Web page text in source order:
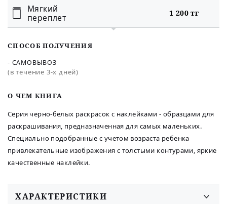
O ЧЕМ КНИГА
Серия черно-белых раскрасок с наклейками - образцами для
раскрашивания, предназначенная для самых маленьких.
Специально подобранные с учетом возраста ребенка
привлекательные изображения с толстыми контурами, яркие
качественные наклейки.
Мягкий
переплет
1 200 тг
СПОСОБ ПОЛУЧЕНИЯ
- САМОВЫВОЗ
(в течение 3-х дней)
ХАРАКТЕРИСТИКИ